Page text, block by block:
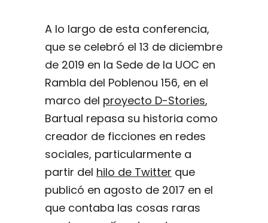
A lo largo de esta conferencia,
que se celebró el 13 de diciembre
de 2019 en la Sede de la UOC en
Rambla del Poblenou 156, en el
marco del proyecto D-Stories,
Bartual repasa su historia como
creador de ficciones en redes
sociales, particularmente a
partir del hilo de Twitter que
publicó en agosto de 2017 en el
que contaba las cosas raras